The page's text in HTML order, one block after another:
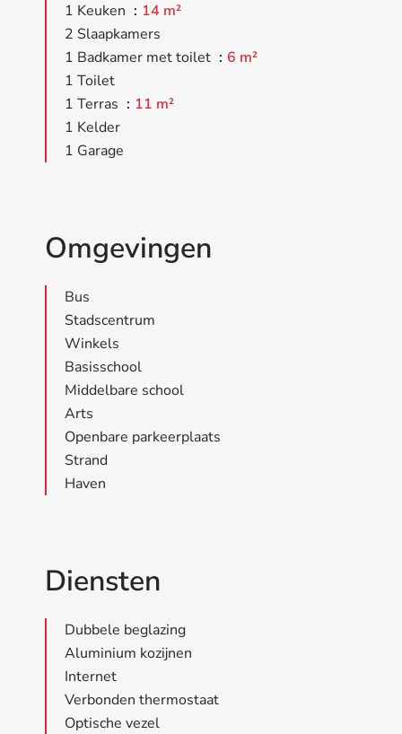
1 Keuken
14 m²
2 Slaapkamers
1 Badkamer met toilet
6 m²
1 Toilet
1 Terras
11 m²
1 Kelder
1 Garage
Omgevingen
Bus
Stadscentrum
Winkels
Basisschool
Middelbare school
Arts
Openbare parkeerplaats
Strand
Haven
Diensten
Dubbele beglazing
Aluminium kozijnen
Internet
Verbonden thermostaat
Optische vezel